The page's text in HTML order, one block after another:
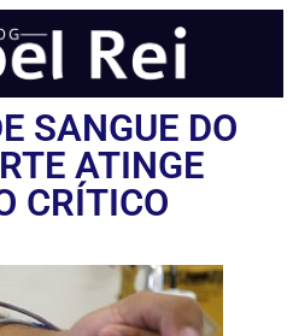
SANGUE DO
ATINGE
CRÍTICO